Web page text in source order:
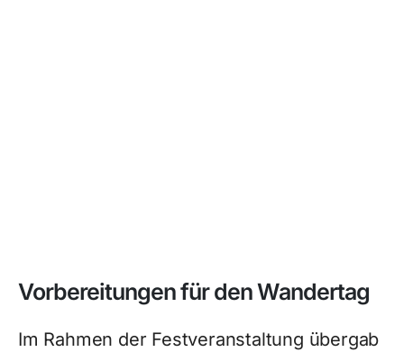
Vorbereitungen für den Wandertag
Im Rahmen der Festveranstaltung übergab